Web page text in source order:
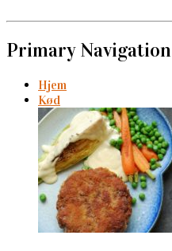
Primary Navigation
Hjem
Kød